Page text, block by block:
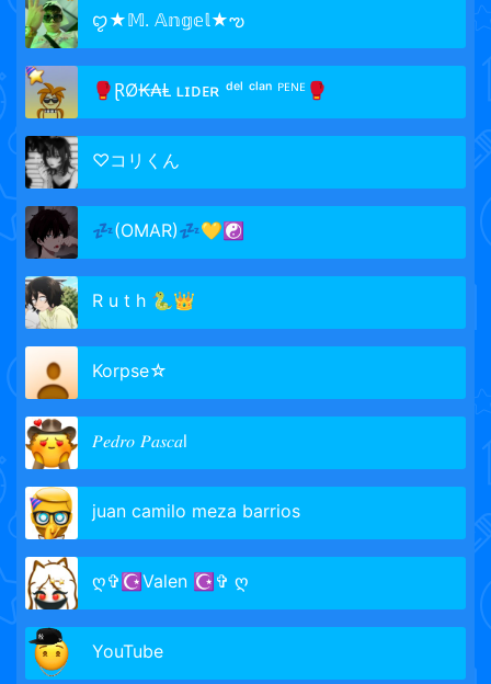
ꨄ︎★𝕄. 𝔸𝕟𝕘𝕖𝕝★ఌ︎
🥊ⱤØ₭₳Ⱡ ʟɪᴅᴇʀ ᵈᵉˡ ᶜˡᵃⁿ ᴾᴱᴺᴱ🥊
♡コリくん
💤(OMAR)💤💛☯
R u t h 🐍👑
Korpse☆
𝑃𝑒𝑑𝑟𝑜 𝑃𝑎𝑠𝑐𝑎l
juan camilo meza barrios
ღ✞☪Valen ☪✞ ღ
YouTube